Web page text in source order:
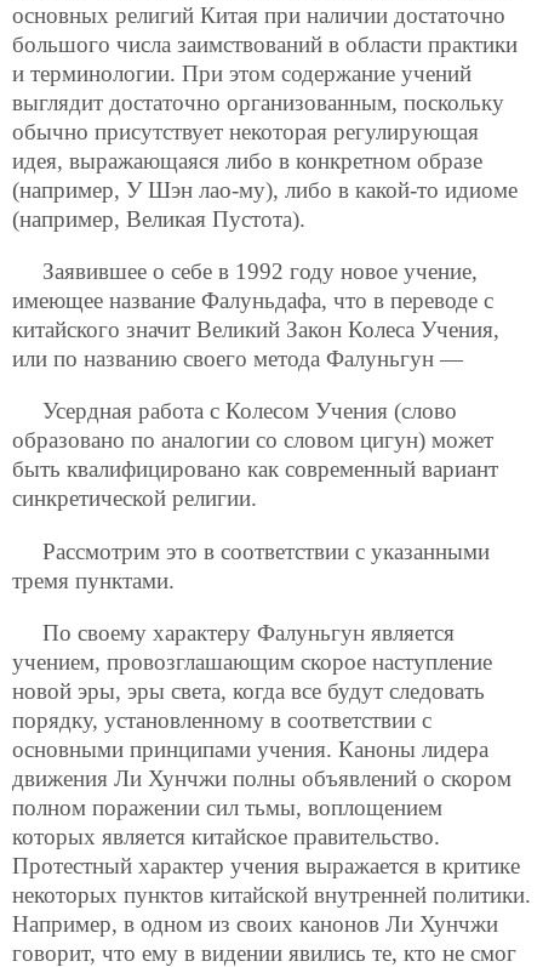
основных религий Китая при наличии достаточно
большого числа заимствований в области практики
и терминологии. При этом содержание учений
выглядит достаточно организованным, поскольку
обычно присутствует некоторая регулирующая
идея, выражающаяся либо в конкретном образе
(например, У Шэн лао-му), либо в какой-то идиоме
(например, Великая Пустота).
Заявившее о себе в 1992 году новое учение,
имеющее название Фалуньдафа, что в переводе с
китайского значит Великий Закон Колеса Учения,
или по названию своего метода Фалуньгун —
Усердная работа с Колесом Учения (слово
образовано по аналогии со словом цигун) может
быть квалифицировано как современный вариант
синкретической религии.
Рассмотрим это в соответствии с указанными
тремя пунктами.
По своему характеру Фалуньгун является
учением, провозглашающим скорое наступление
новой эры, эры света, когда все будут следовать
порядку, установленному в соответствии с
основными принципами учения. Каноны лидера
движения Ли Хунчжи полны объявлений о скором
полном поражении сил тьмы, воплощением
которых является китайское правительство.
Протестный характер учения выражается в критике
некоторых пунктов китайской внутренней политики.
Например, в одном из своих канонов Ли Хунчжи
говорит, что ему в видении явились те, кто не смог